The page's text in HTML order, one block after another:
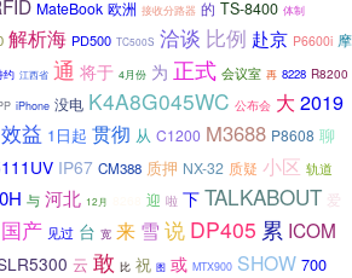
MateBook 欧洲 接收分路器 的 TS-8400 体制
解析海 PD500 TC500S 洽谈 比例 赴京 P6600i 摩
约 江西省 通 将于 4月份 为 正式 会议室 再 8228 R8200
iPhone 没电 K4A8G045WC 公布会 大 2019
效益 1日起 贯彻 从 C1200 M3688 P8608 聊
IP67 CM388 质押 NX-32 质疑 小区 轨道
与 河北 12月 迎 啦 下TALKABOUT 爱
国产 见过 台 宽 来 雪 说 DP405 累 ICOM
云 敢 比 祝 图 或 MTX900 SHOW 700